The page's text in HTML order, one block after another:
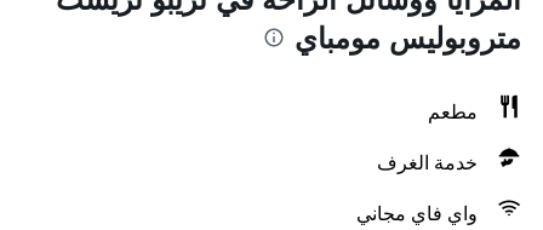
متروبوليس مومباي
مطعم
خدمة الغرف
واي فاي مجاني